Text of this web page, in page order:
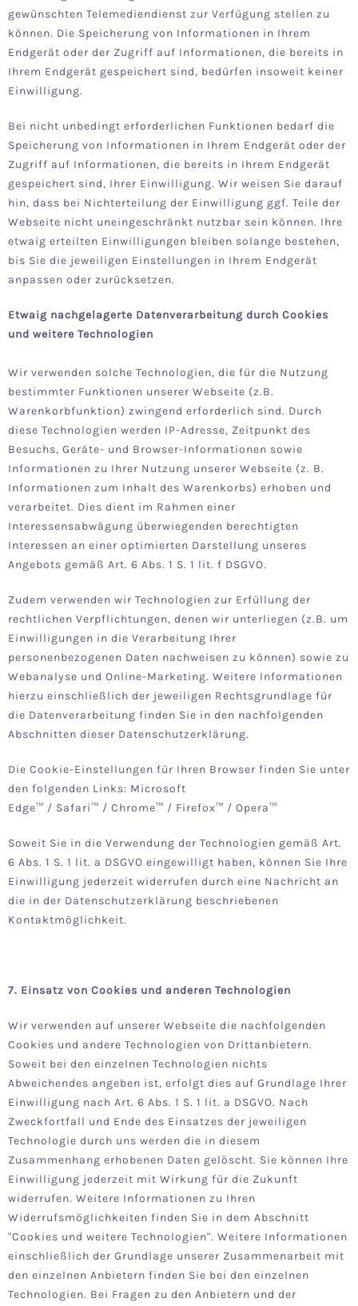
gewünschten Telemediendienst zur Verfügung stellen zu
können. Die Speicherung von Informationen in Ihrem
Endgerät oder der Zugriff auf Informationen, die bereits in
Ihrem Endgerät gespeichert sind, bedürfen insoweit keiner
Einwilligung.
Bei nicht unbedingt erforderlichen Funktionen bedarf die
Speicherung von Informationen in Ihrem Endgerät oder der
Zugriff auf Informationen, die bereits in Ihrem Endgerät
gespeichert sind, Ihrer Einwilligung. Wir weisen Sie darauf
hin, dass bei Nichterteilung der Einwilligung ggf. Teile der
Webseite nicht uneingeschränkt nutzbar sein können. Ihre
etwaig erteilten Einwilligungen bleiben solange bestehen,
bis Sie die jeweiligen Einstellungen in Ihrem Endgerät
anpassen oder zurücksetzen.
Etwaig nachgelagerte Datenverarbeitung durch Cookies
und weitere Technologien
Wir verwenden solche Technologien, die für die Nutzung
bestimmter Funktionen unserer Webseite (z.B.
Warenkorbfunktion) zwingend erforderlich sind. Durch
diese Technologien werden IP-Adresse, Zeitpunkt des
Besuchs, Geräte- und Browser-Informationen sowie
Informationen zu Ihrer Nutzung unserer Webseite (z. B.
Informationen zum Inhalt des Warenkorbs) erhoben und
verarbeitet. Dies dient im Rahmen einer
Interessensabwägung überwiegenden berechtigten
Interessen an einer optimierten Darstellung unseres
Angebots gemäß Art. 6 Abs. 1 S. 1 lit. f DSGVO.
Zudem verwenden wir Technologien zur Erfüllung der
rechtlichen Verpflichtungen, denen wir unterliegen (z.B. um
Einwilligungen in die Verarbeitung Ihrer
personenbezogenen Daten nachweisen zu können) sowie zu
Webanalyse und Online-Marketing. Weitere Informationen
hierzu einschließlich der jeweiligen Rechtsgrundlage für
die Datenverarbeitung finden Sie in den nachfolgenden
Abschnitten dieser Datenschutzerklärung.
Die Cookie-Einstellungen für Ihren Browser finden Sie unter
den folgenden Links: Microsoft
Edge™ / Safari™ / Chrome™ / Firefox™ / Opera™
Soweit Sie in die Verwendung der Technologien gemäß Art.
6 Abs. 1 S. 1 lit. a DSGVO eingewilligt haben, können Sie Ihre
Einwilligung jederzeit widerrufen durch eine Nachricht an
die in der Datenschutzerklärung beschriebenen
Kontaktmöglichkeit.
7. Einsatz von Cookies und anderen Technologien
Wir verwenden auf unserer Webseite die nachfolgenden
Cookies und andere Technologien von Drittanbietern.
Soweit bei den einzelnen Technologien nichts
Abweichendes angeben ist, erfolgt dies auf Grundlage Ihrer
Einwilligung nach Art. 6 Abs. 1 S. 1 lit. a DSGVO. Nach
Zweckfortfall und Ende des Einsatzes der jeweiligen
Technologie durch uns werden die in diesem
Zusammenhang erhobenen Daten gelöscht. Sie können Ihre
Einwilligung jederzeit mit Wirkung für die Zukunft
widerrufen. Weitere Informationen zu Ihren
Widerrufsmöglichkeiten finden Sie in dem Abschnitt
"Cookies und weitere Technologien". Weitere Informationen
einschließlich der Grundlage unserer Zusammenarbeit mit
den einzelnen Anbietern finden Sie bei den einzelnen
Technologien. Bei Fragen zu den Anbietern und der